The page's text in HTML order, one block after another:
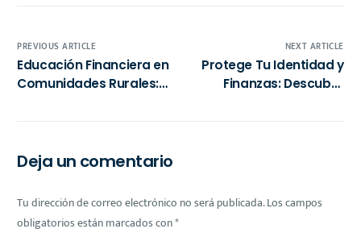
PREVIOUS ARTICLE
Educación Financiera en
Comunidades Rurales:
NEXT ARTICLE
Protege Tu Identidad y
Finanzas: Descubre
Deja un comentario
Tu dirección de correo electrónico no será publicada.Los campos
obligatorios están marcados con*